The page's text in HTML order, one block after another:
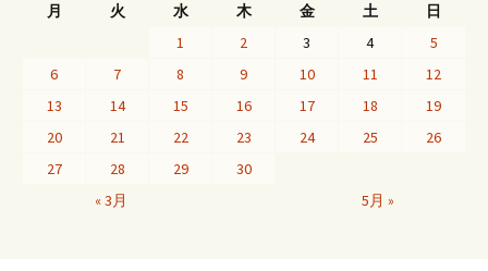
ナ
ビ
ゲ
月
火 水 木 金 土
日
1
2 3 4
5
6
7 8 9 10 11
12
13
14 15 16 17 18
19
20
21 22 23 24 25
26
27
28 29
30
« 3月
5月 »